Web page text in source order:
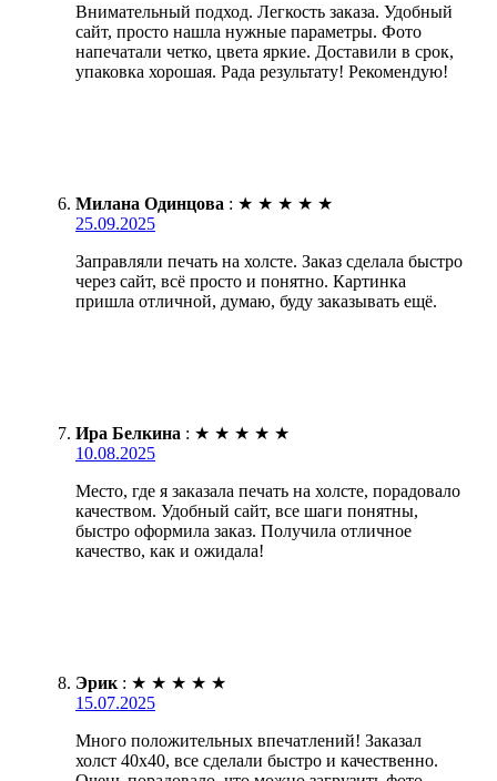
Внимательный подход. Легкость заказа. Удобный
сайт, просто нашла нужные параметры. Фото
напечатали четко, цвета яркие. Доставили в срок,
упаковка хорошая. Рада результату! Рекомендую!
Милана Одинцова : ★ ★ ★ ★ ★
25.09.2025
Заправляли печать на холсте. Заказ сделала быстро
через сайт, всё просто и понятно. Картинка
пришла отличной, думаю, буду заказывать ещё.
Ира Белкина : ★ ★ ★ ★ ★
10.08.2025
Место, где я заказала печать на холсте, порадовало
качеством. Удобный сайт, все шаги понятны,
быстро оформила заказ. Получила отличное
качество, как и ожидала!
Эрик : ★ ★ ★ ★ ★
15.07.2025
Много положительных впечатлений! Заказал
холст 40х40, все сделали быстро и качественно.